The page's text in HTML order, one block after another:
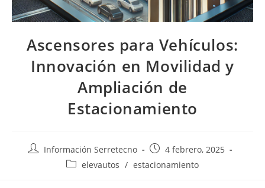
Ascensores para Vehículos:
Innovación en Movilidad y
Ampliación de
Estacionamiento
Información Serretecno
4 febrero, 2025
elevautos / estacionamiento